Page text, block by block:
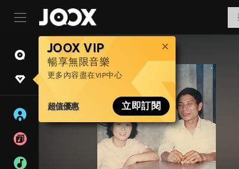
JOOX VIP
暢享無限音樂
更多內容盡在VIP中心
超值優惠 立即訂閱